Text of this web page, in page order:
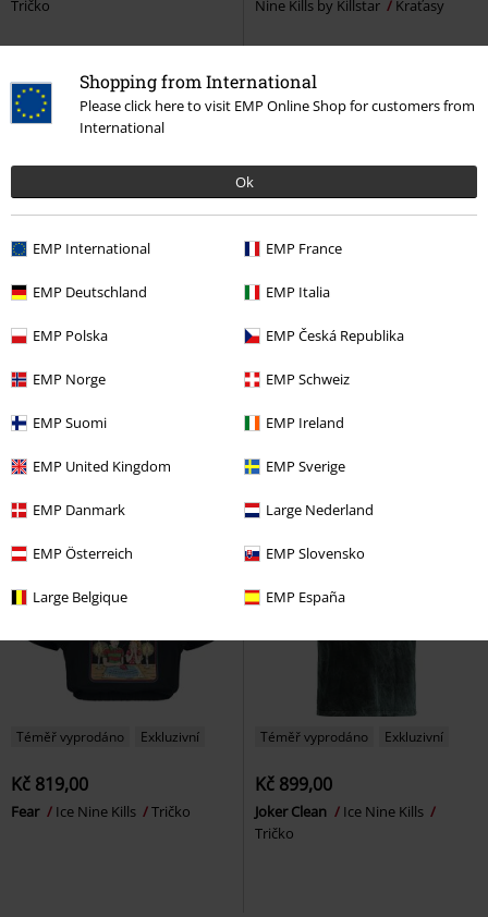
Shopping from International
Please click here to visit EMP Online Shop for customers from
International
Ok
EMP International EMP France
EMP Deutschland EMP Italia
EMP Polska EMP Česká Republika
EMP Norge EMP Schweiz
EMP Suomi EMP Ireland
EMP United Kingdom EMP Sverige
EMP Danmark Large Nederland
EMP Österreich EMP Slovensko
Large Belgique EMP España
Tričko Nine Kills by Killstar Kraťasy
Kč 1.309,00
kapucí
Kč 549,00
Kills
Tričko
Téměř vyprodáno Exkluzivní
Kč 819,00
Fear Ice Nine Kills Tričko
Téměř vyprodáno Exkluzivní
Kč 899,00
Joker Clean
Ice Nine Kills
Tričko